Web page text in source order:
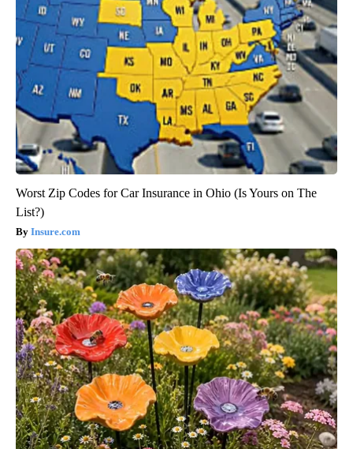
Worst Zip Codes for Car Insurance in Ohio (Is Yours on The
List?)
Insure.com